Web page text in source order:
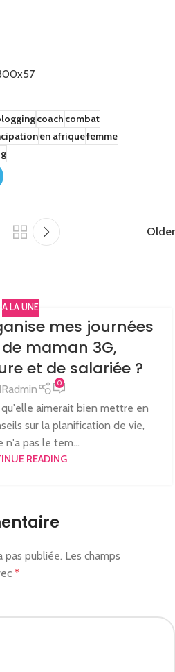
coachcombat
en afriquefemme
Older
A LA UNE
mes journées
de maman 3G,
et de salariée ?
0
aimerait bien mettre en
sur la planification de vie,
n'a pas le tem...
READING
pas publiée. Les champs
*